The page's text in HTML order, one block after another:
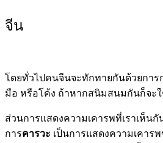
จีน
โดยทั่วไปคนจีนจะทักทายกันด้วยการ
มือ หรือโค้ง ถ้าหากสนิมสนมกันก็จะใ
ส่วนการแสดงความเคารพที่เราเห็น
การคารวะ เป็นการแสดงความเคาร